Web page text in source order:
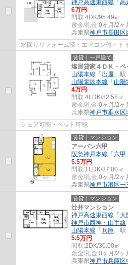
神戸高速東西線 「 高
6万円
間取:4DK/95.49㎡
敷金/礼金:0ヶ月/2ヶ
兵庫県神戸市長田区
水回りリフォーム済・エアコン付・ト
賃貸｜一戸建て
塩屋貸家４ＤＫ・ペ
山陽本線 「 塩屋 」
山陽電鉄本線 「 山陽
4万円
間取:4LDK/82.58㎡
敷金/礼金:0ヶ月/2ヶ
兵庫県神戸市垂水区
シェア可能・ペット可能
賃貸｜マンション
アーバン六甲
阪急神戸本線 「 六甲
5.5万円
間取:1LDK/37.00㎡
敷金/礼金:0ヶ月/2ヶ
兵庫県神戸市灘区一
賃貸｜マンション
辻井マンション
神戸高速東西線 「 大
神戸市西神・山手線
山陽本線 「 兵庫 」
5.5万円
間取:2DK/30.00㎡
敷金/礼金:0ヶ月/2ヶ
兵庫県神戸市兵庫区